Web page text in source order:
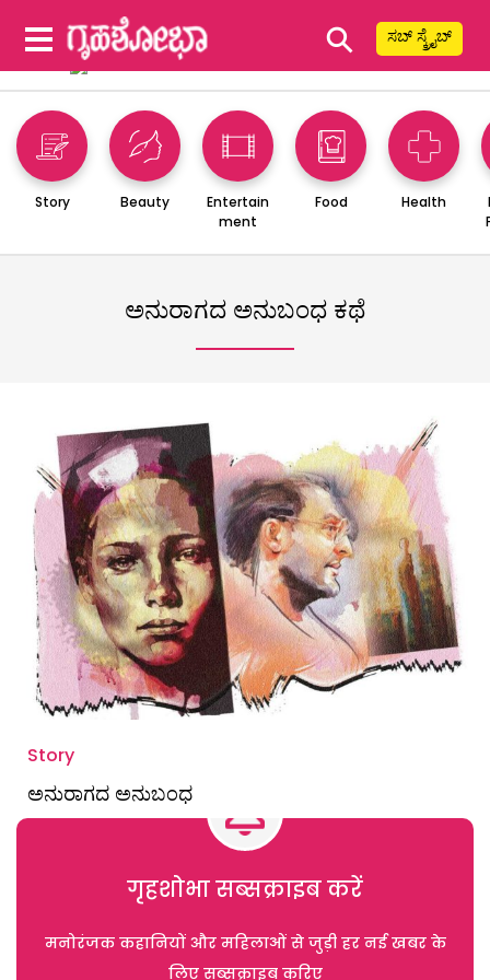
⚲ ಸಬ್ ಸ್ಕ್ರೈಬ್
Story Beauty
Entertain
ment
Food Health
ಅನುರಾಗದ ಅನುಬಂಧ ಕಥೆ
Story
ಅನುರಾಗದ ಅನುಬಂಧ
गृहशोभा सब्सक्राइब करें
मनोरंजक कहानियों और महिलाओं से जुड़ी हर नई खबर के
लिए सब्सक्राइब करिए